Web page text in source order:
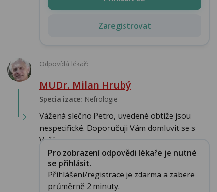
Zaregistrovat
Odpovídá lékař:
MUDr. Milan Hrubý
Specializace: Nefrologie
Vážená slečno Petro, uvedené obtíže jsou
nespecifické. Doporučuji Vám domluvit se s
Vaší...
Pro zobrazení odpovědi lékaře je nutné
se přihlásit.
Přihlášení/registrace je zdarma a zabere
průměrně 2 minuty.